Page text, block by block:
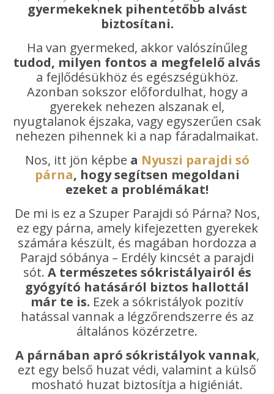
gyermekeknek pihentetőbb alvást
biztosítani.
Ha van gyermeked, akkor valószínűleg
tudod, milyen fontos a megfelelő alvás
a fejlődésükhöz és egészségükhöz.
Azonban sokszor előfordulhat, hogy a
gyerekek nehezen alszanak el,
nyugtalanok éjszaka, vagy egyszerűen csak
nehezen pihennek ki a nap fáradalmaikat.
Nos, itt jön képbe a Nyuszi parajdi só
párna, hogy segítsen megoldani
ezeket a problémákat!
De mi is ez a Szuper Parajdi só Párna? Nos,
ez egy párna, amely kifejezetten gyerekek
számára készült, és magában hordozza a
Parajd sóbánya – Erdély kincsét a parajdi
sót. A természetes sókristályairól és
gyógyító hatásáról biztos hallottál
már te is. Ezek a sókristályok pozitív
hatással vannak a légzőrendszerre és az
általános közérzetre.
A párnában apró sókristályok vannak,
ezt egy belső huzat védi, valamint a külső
mosható huzat biztosítja a higiéniát.